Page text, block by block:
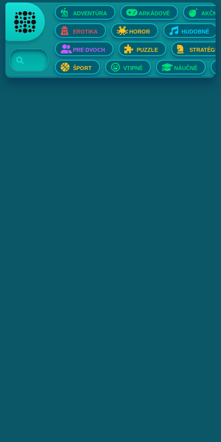
ADVENTÚRA ARKÁDOVÉ AKČNÉ
EROTIKA HOROR HUDOBNÉ
PRE DVOCH PUZZLE STRATÉGIE
ŠPORT VTIPNÉ NÁUČNÉ